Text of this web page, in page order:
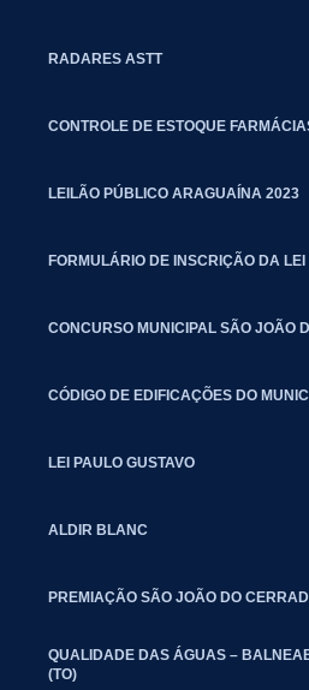
RADARES ASTT
CONTROLE DE ESTOQUE
LEILÃO PÚBLICO ARAGUAÍNA 2023
FORMULÁRIO DE INSCRIÇÃO DA LEI
CONCURSO MUNICIPAL SÃO JOÃO
CÓDIGO DE EDIFICAÇÕES DO
LEI PAULO GUSTAVO
ALDIR BLANC
PREMIAÇÃO SÃO JOÃO DO
QUALIDADE DAS ÁGUAS –
(TO)